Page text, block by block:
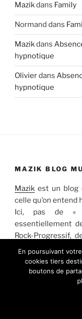
Mazikdans Family
Normand dans
Mazikdans
hypnotique
Olivierdans
hypnotique
MAZIK BLOG
Mazik est un blog
celle qu’on
Ici, pas de «
essentiellement
Rock-Progressif,
classiques Pop-Rock.
N’hésitez pas à
De janvier 2017 à
En poursuivant
cookies tiers
boutons de